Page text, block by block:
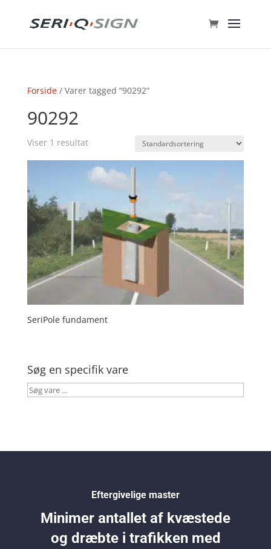
Forside/ Varer tagged “90292”
90292
Viser 1 resultat
SeriPole fundament
Søg en specifik vare
Søg
Eftergivelige master
Minimer antallet af kvæstede
og dræbte i trafikken med